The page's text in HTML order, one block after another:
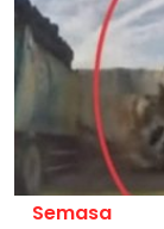
Semasa